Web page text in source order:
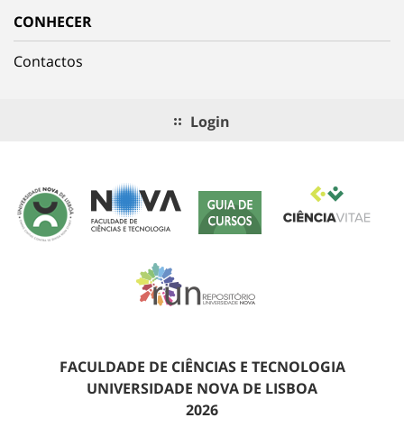
CONHECER
Contactos
Login
FACULDADE DE CIÊNCIAS E TECNOLOGIA
UNIVERSIDADE NOVA DE LISBOA
2026